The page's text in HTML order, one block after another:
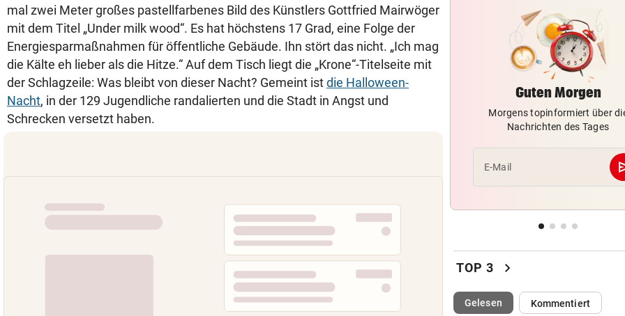
mal zwei Meter großes pastellfarbenes Bild des Künstlers Gottfried Mairwöger
mit dem Titel „Under milk wood“. Es hat höchstens 17 Grad, eine Folge der
Energiesparmaßnahmen für öffentliche Gebäude. Ihn stört das nicht. „Ich mag
die Kälte eh lieber als die Hitze.“ Auf dem Tisch liegt die „Krone“-Titelseite mit
der Schlagzeile: Was bleibt von dieser Nacht? Gemeint istdie Halloween-
Nacht, in der 129 Jugendliche randalierten und die Stadt in Angst und
Schrecken versetzt haben.
der Landeskassa
AUSTRIA WIEN vor 31
Mutiges Hollywood wird zur
violetten Realität
SCHONUNG ANGESAGT vor 34
Operation bei ÖSV-Skistar
erfolgreich verlaufen!
vor
hat Spaß gemacht!“
Mittelmeer erreicht immer
wieder neue Höchstwerte
RADSPORT
Guten Morgen
Morgens topinformiert über
Nachrichten des Tages
E-Mail
TOP 3 chevron_right
Gelesen(ausgewählt)Kommentiert